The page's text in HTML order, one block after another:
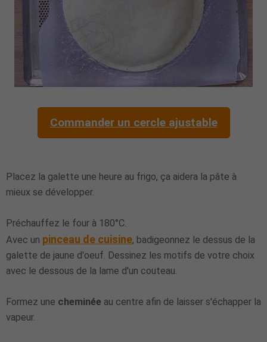
Commander un cercle ajustable
Placez la galette une heure au frigo, ça aidera la pâte à
mieux se développer.
Préchauffez le four à 180°C.
Avec un pinceau de cuisine, badigeonnez le dessus de la
galette de jaune d'oeuf. Dessinez les motifs de votre choix
avec le dessous de la lame d'un couteau.
Formez une cheminée au centre afin de laisser s'échapper la
vapeur.